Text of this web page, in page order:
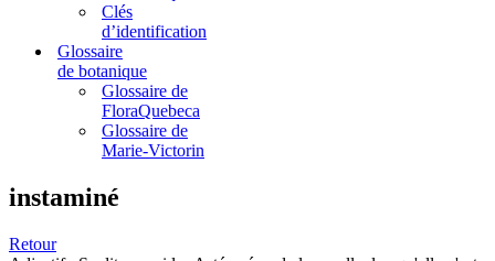
Clés
d’identification
Glossaire
de botanique
Glossaire de
FloraQuebeca
Glossaire de
Marie-Victorin
instaminé
Retour